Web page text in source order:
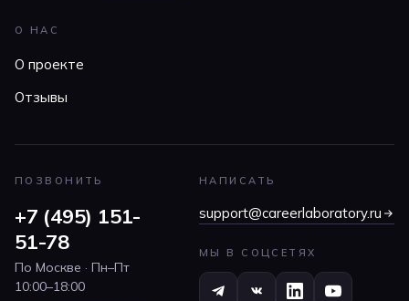
О НАС
О проекте
Отзывы
ПОЗВОНИТЬ
+7 (495) 151-
51-78
По Москве · Пн–Пт
10:00–18:00
НАПИСАТЬ
support@careerlaboratory.ru
МЫ В СОЦСЕТЯХ